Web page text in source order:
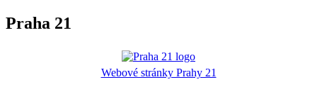
Praha 21
Webové stránky Prahy 21